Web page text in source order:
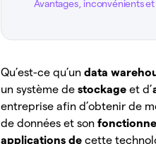
Avantages, inconvénients et
Qu’est-ce qu’undata
un système destockageet d’
entreprise afin d’obtenir de
de données et son
applications decette